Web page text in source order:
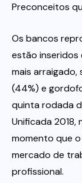
Preconceitos
Os bancos
estão inseridos
mais arraigado,
(44%) e
quinta rodada
Unificada
momento que
mercado de
profissional.